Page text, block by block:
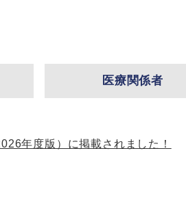
医療関係者
年度版）に掲載されました！